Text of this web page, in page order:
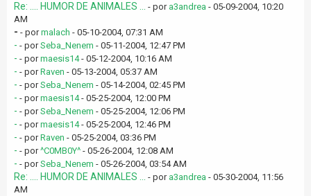
Re: .... HUMOR DE ANIMALES ... - por a3andrea - 05-09-2004, 10:20
AM
- - pormalach - 05-10-2004, 07:31 AM
- - porSeba_Nenem - 05-11-2004, 12:47 PM
- - pormaesis14- 05-12-2004, 10:16 AM
- - porRaven - 05-13-2004, 05:37 AM
- - porSeba_Nenem - 05-14-2004, 02:45 PM
- - pormaesis14- 05-25-2004, 12:00 PM
- - porSeba_Nenem - 05-25-2004, 12:06 PM
- - pormaesis14- 05-25-2004, 12:46 PM
- - porRaven - 05-25-2004, 03:36 PM
- - por^C0MB0Y^ - 05-26-2004, 12:08 AM
- - porSeba_Nenem - 05-26-2004, 03:54 AM
Re: .... HUMOR DE ANIMALES ... - por a3andrea - 05-30-2004, 11:56
AM